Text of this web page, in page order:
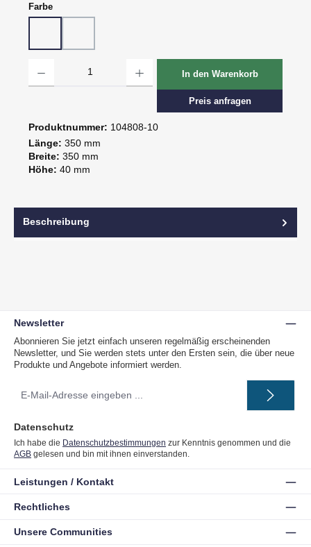
Farbeauswählen
In den Warenkorb
Preis anfragen
Produktnummer: 104808-10
Länge: 350 mm
Breite: 350 mm
Höhe: 40 mm
Beschreibung
Newsletter
Abonnieren Sie jetzt einfach unseren regelmäßig erscheinenden
Newsletter, und Sie werden stets unter den Ersten sein, die über neue
Produkte und Angebote informiert werden.
Mail-
Datenschutz
Ich habe die Datenschutzbestimmungen zur Kenntnis genommen und die
AGB gelesen und bin mit ihnen einverstanden.
Unsere Communities
Leistungen / Kontakt
Rechtliches